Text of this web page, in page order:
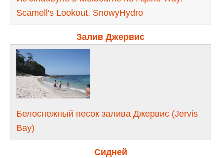
Scamell's Lookout, SnowyHydro
Залив Джервис
Белоснежный песок залива Джервис (Jervis
Bay)
Сидней